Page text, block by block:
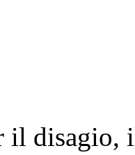
il disagio,